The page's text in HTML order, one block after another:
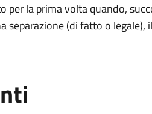
per la prima volta quando,
(di fatto o legale),